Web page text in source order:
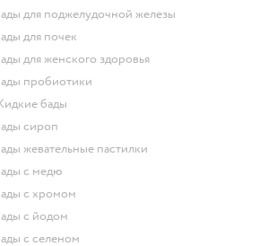
Бады для поджелудочной железы
Бады для почек
Бады для женского здоровья
Бады пробиотики
Жидкие бады
Бады сироп
Бады жевательные пастилки
Бады с медю
Бады с хромом
Бады с йодом
Бады с селеном